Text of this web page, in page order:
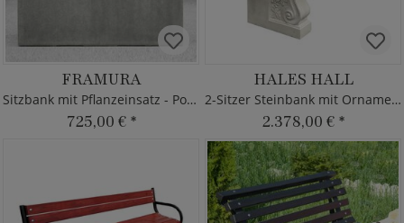
FRAMURA
Sitzbank mit Pflanzeinsatz - Polystone
725,00 € *
HALES HALL
2-Sitzer Steinbank mit Ornamenten
2.378,00 € *